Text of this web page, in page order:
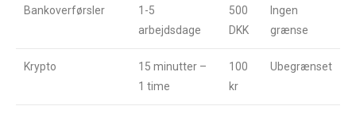
Bankoverførsler
1-5
arbejdsdage
500
DKK
Ingen
grænse
Krypto
15 minutter –
1 time
100
kr
Ubegrænset